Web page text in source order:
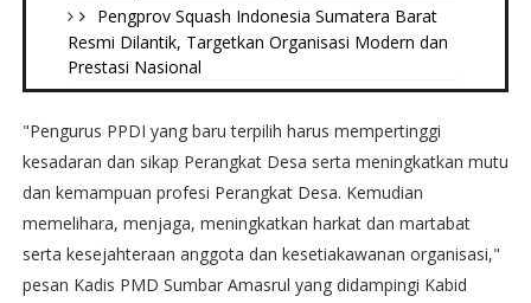
Pengprov Squash Indonesia Sumatera Barat
Resmi Dilantik, Targetkan Organisasi Modern dan
Prestasi Nasional
"Pengurus PPDI yang baru terpilih harus mempertinggi
kesadaran dan sikap Perangkat Desa serta meningkatkan mutu
dan kemampuan profesi Perangkat Desa. Kemudian
memelihara, menjaga, meningkatkan harkat dan martabat
serta kesejahteraan anggota dan kesetiakawanan organisasi,"
pesan Kadis PMD Sumbar Amasrul yang didampingi Kabid